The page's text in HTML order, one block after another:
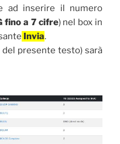
ad inserire il numero
fino a 7 cifre) nel box in
Invia.
presente testo) sarà